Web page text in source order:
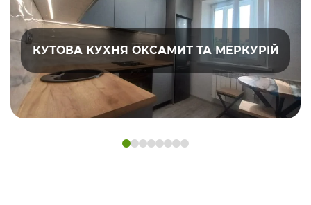
КУТОВА КУХНЯ ОКСАМИТ ТА МЕРКУРІЙ